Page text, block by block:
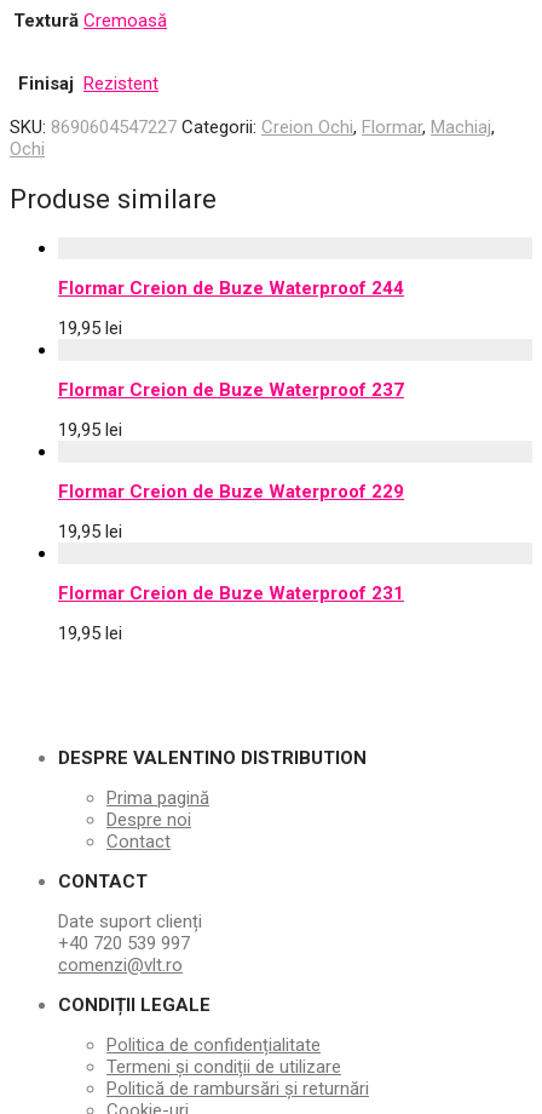
Textură Cremoasă
Finisaj Rezistent
SKU: 8690604547227 Categorii: Creion Ochi, Flormar, Machiaj,
Ochi
Produse similare
Flormar Creion de Buze Waterproof 244
19,95 lei
Flormar Creion de Buze Waterproof 237
19,95 lei
Flormar Creion de Buze Waterproof 229
19,95 lei
Flormar Creion de Buze Waterproof 231
19,95 lei
DESPRE VALENTINO DISTRIBUTION
Prima pagină
Despre noi
Contact
CONTACT
Date suport clienți
+40 720 539 997
comenzi@vlt.ro
CONDIȚII LEGALE
Politica de confidențialitate
Termeni și condiții de utilizare
Politică de rambursări și returnări